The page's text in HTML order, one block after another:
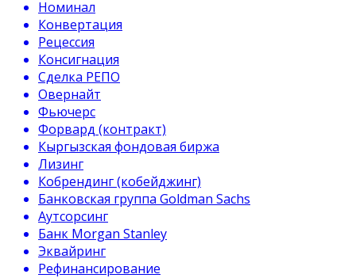
Номинал
Конвертация
Рецессия
Консигнация
Сделка РЕПО
Овернайт
Фьючерс
Форвард (контракт)
Кыргызская фондовая биржа
Лизинг
Кобрендинг (кобейджинг)
Банковская группа Goldman Sachs
Аутсорсинг
Банк Morgan Stanley
Эквайринг
Рефинансирование